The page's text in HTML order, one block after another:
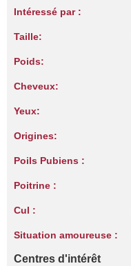
Intéressé par :
Taille:
Poids:
Cheveux:
Yeux:
Origines:
Poils Pubiens :
Poitrine :
Cul :
Situation amoureuse :
Centres d'intérêt